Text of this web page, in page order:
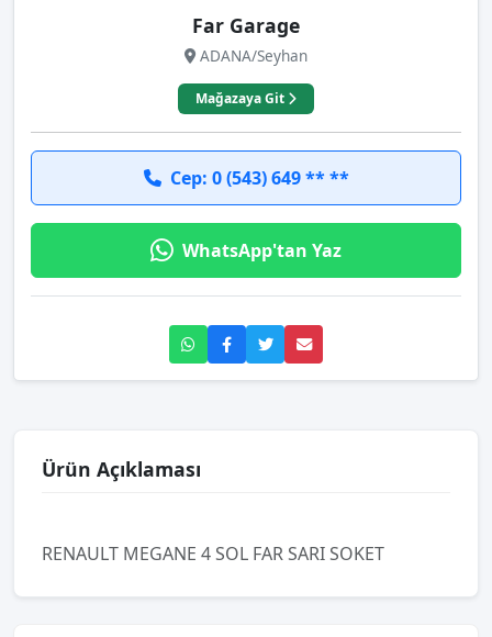
Far Garage
ADANA/Seyhan
Mağazaya Git
Cep: 0 (543) 649 ** **
WhatsApp'tan Yaz
Ürün Açıklaması
RENAULT MEGANE 4 SOL FAR SARI SOKET